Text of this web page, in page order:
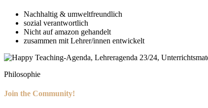
Nachhaltig & umweltfreundlich
sozial verantwortlich
Nicht auf amazon gehandelt
zusammen mit Lehrer/innen entwickelt
Philosophie
Join the Community!